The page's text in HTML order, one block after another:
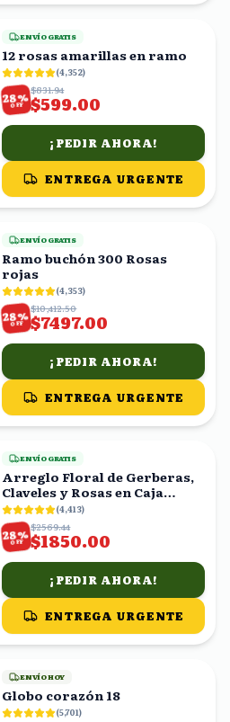
ENVÍO GRATIS
12 rosas amarillas en ramo
(4,352)
28%
OFF
$831.94
$599.00
¡PEDIR AHORA!
ENTREGA URGENTE
ENVÍO GRATIS
Ramo buchón 300 Rosas
rojas
(4,353)
28%
OFF
$10,412.50
$7497.00
¡PEDIR AHORA!
ENTREGA URGENTE
ENVÍO GRATIS
Arreglo Floral de Gerberas,
Claveles y Rosas en Caja
Blanca
(4,413)
28%
OFF
$2569.44
$1850.00
¡PEDIR AHORA!
ENTREGA URGENTE
ENVÍO HOY
Globo corazón 18
(5,701)